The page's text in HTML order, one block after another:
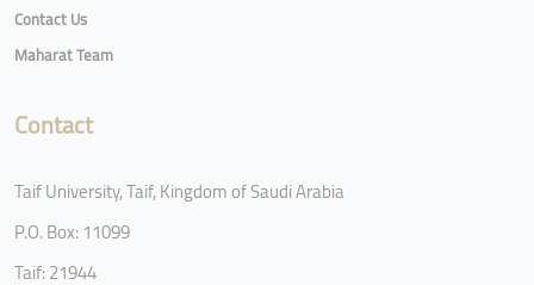
Contact Us
Maharat Team
Contact
Taif University, Taif, Kingdom of Saudi Arabia
P.O. Box: 11099
Taif: 21944